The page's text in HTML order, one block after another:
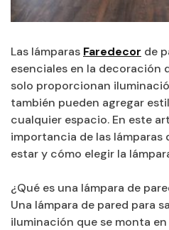
Las lámparas Faredecor de
esenciales en la decoración
solo proporcionan
también pueden agregar
cualquier espacio. En este
importancia de las lámparas
estar y cómo elegir la
¿Qué es una lámpara de
Una lámpara de pared para
iluminación que se monta